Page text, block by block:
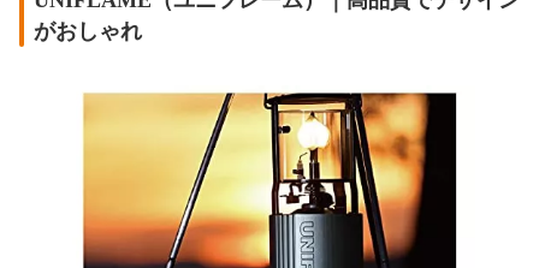
がおしゃれ